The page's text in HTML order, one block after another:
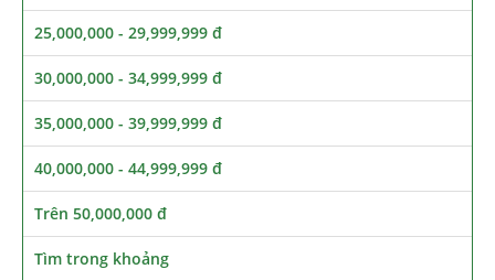
25,000,000 - 29,999,999 đ
30,000,000 - 34,999,999 đ
35,000,000 - 39,999,999 đ
40,000,000 - 44,999,999 đ
Trên 50,000,000 đ
Tìm trong khoảng